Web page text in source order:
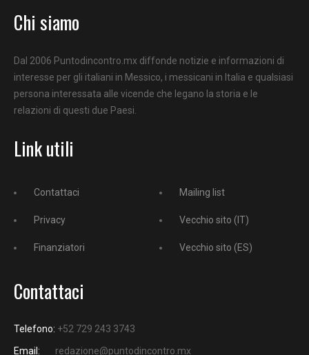
Chi siamo
Dal 2006 Puntodincontro.mx diffonde notizie e informazioni di
interesse per gli italiani in Messico, i messicani in Italia e qualsiasi
persona interessata alle vicende che legano la storia e le
relazioni di questi due Paesi.
Link utili
Contattaci
Privacy
Finanziatori
Mailing list
Vecchio sito (IT)
Vecchio sito (ES)
Contattaci
Telefono: +52 729 243 3743
Email:
redazione@puntodincontro.mx